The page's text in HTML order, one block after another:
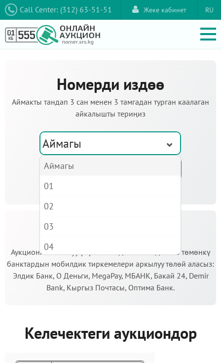
Call Center: (312) 63-51-51 RU
Жеке кабинет
Номерди издөө
Аймакты тандап 3 сан менен 3 тамгадан турган каалаган
айкалышты териңиз
Аймагы
Аукционго катышуу үчүн кепилдик салымды Сиз төмөнкү
банктардын мобилдик тиркемелери аркылуу төлөй аласыз:
Элдик Банк, О Деньги, MegaPay, МБАНК, Бакай 24, Demir
Bank, Кыргыз Почтасы, Оптима Банк.
Келечектеги аукциондор
Аймагы
01
02
03
04
05
06